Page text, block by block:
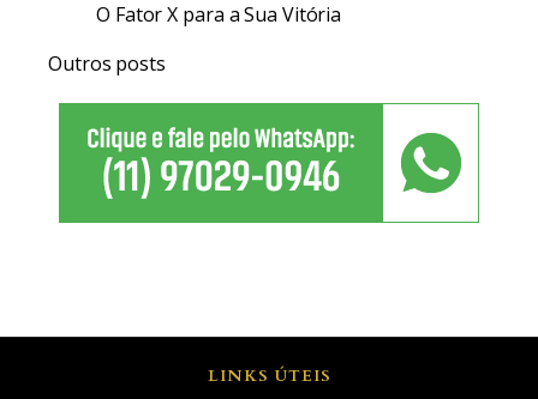
O Fator X para a Sua Vitória
Outros posts
LINKS ÚTEIS